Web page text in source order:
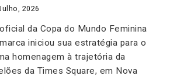
2026
da Copa do Mundo Feminina
iniciou sua estratégia para o
homenagem à trajetória da
da Times Square, em Nova